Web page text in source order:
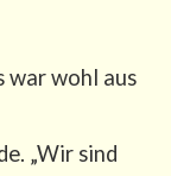
war wohl aus
„Wir sind